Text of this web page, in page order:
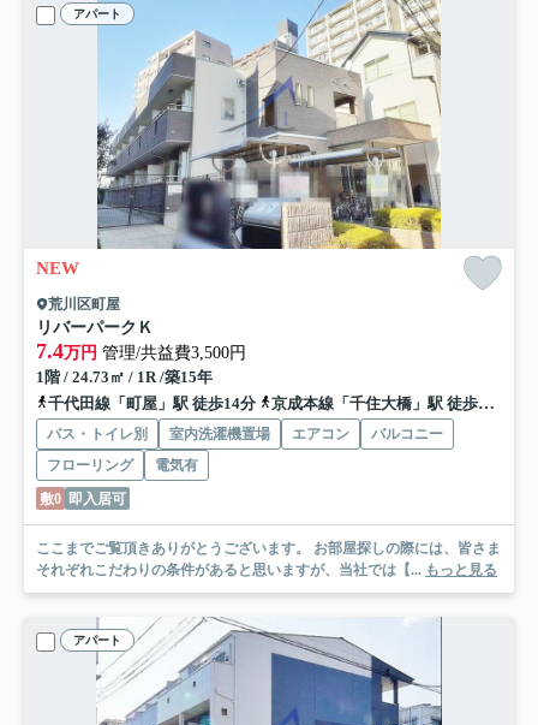
アパート
NEW
荒川区町屋
リバーパークＫ
7.4万円 管理/共益費3,500円
1階 / 24.73㎡ / 1R /築15年
千代田線「町屋」駅 徒歩14分
京成本線「千住大橋」駅 徒歩29分
バス・トイレ別 室内洗濯機置場 エアコン
バルコニー
フローリング
電気有
敷0 即入居可
ここまでご覧頂きありがとうございます。 お部屋探しの際には、皆さま
それぞれこだわりの条件があると思いますが、当社では【... もっと見る
アパート